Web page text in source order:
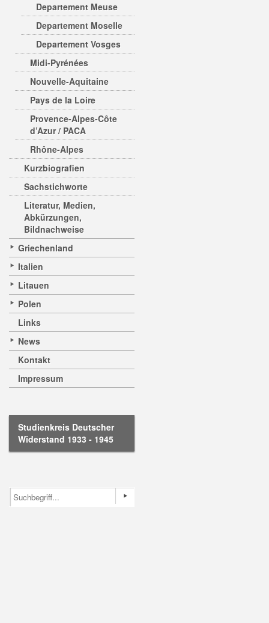
Departement Meuse
Departement Moselle
Departement Vosges
Midi-Pyrénées
Nouvelle-Aquitaine
Pays de la Loire
Provence-Alpes-Côte
d’Azur / PACA
Rhône-Alpes
Kurzbiografien
Sachstichworte
Literatur, Medien,
Abkürzungen,
Bildnachweise
Griechenland
Italien
Litauen
Polen
Links
News
Kontakt
Impressum
Studienkreis Deutscher
Widerstand 1933 - 1945